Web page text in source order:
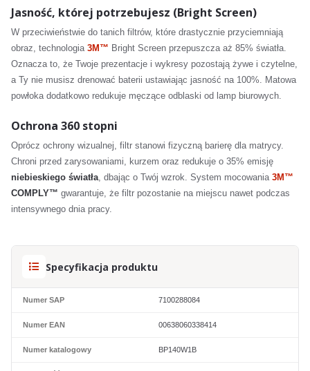
Jasność, której potrzebujesz (Bright Screen)
W przeciwieństwie do tanich filtrów, które drastycznie przyciemniają
obraz, technologia 3M™ Bright Screen przepuszcza aż 85% światła.
Oznacza to, że Twoje prezentacje i wykresy pozostają żywe i czytelne,
a Ty nie musisz drenować baterii ustawiając jasność na 100%. Matowa
powłoka dodatkowo redukuje męczące odblaski od lamp biurowych.
Ochrona 360 stopni
Oprócz ochrony wizualnej, filtr stanowi fizyczną barierę dla matrycy.
Chroni przed zarysowaniami, kurzem oraz redukuje o 35% emisję
niebieskiego światła, dbając o Twój wzrok. System mocowania 3M™
COMPLY™ gwarantuje, że filtr pozostanie na miejscu nawet podczas
intensywnego dnia pracy.
Specyfikacja produktu
Numer SAP 7100288084
Numer EAN 00638060338414
Numer katalogowy BP140W1B